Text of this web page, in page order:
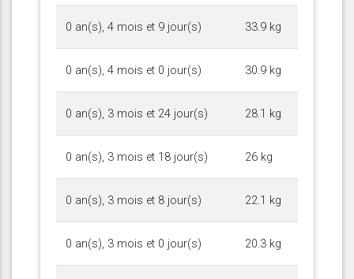
0 an(s), 4 mois et 9 jour(s) 33.9 kg
0 an(s), 4 mois et 0 jour(s) 30.9 kg
0 an(s), 3 mois et 24 jour(s) 28.1 kg
0 an(s), 3 mois et 18 jour(s) 26 kg
0 an(s), 3 mois et 8 jour(s) 22.1 kg
0 an(s), 3 mois et 0 jour(s) 20.3 kg